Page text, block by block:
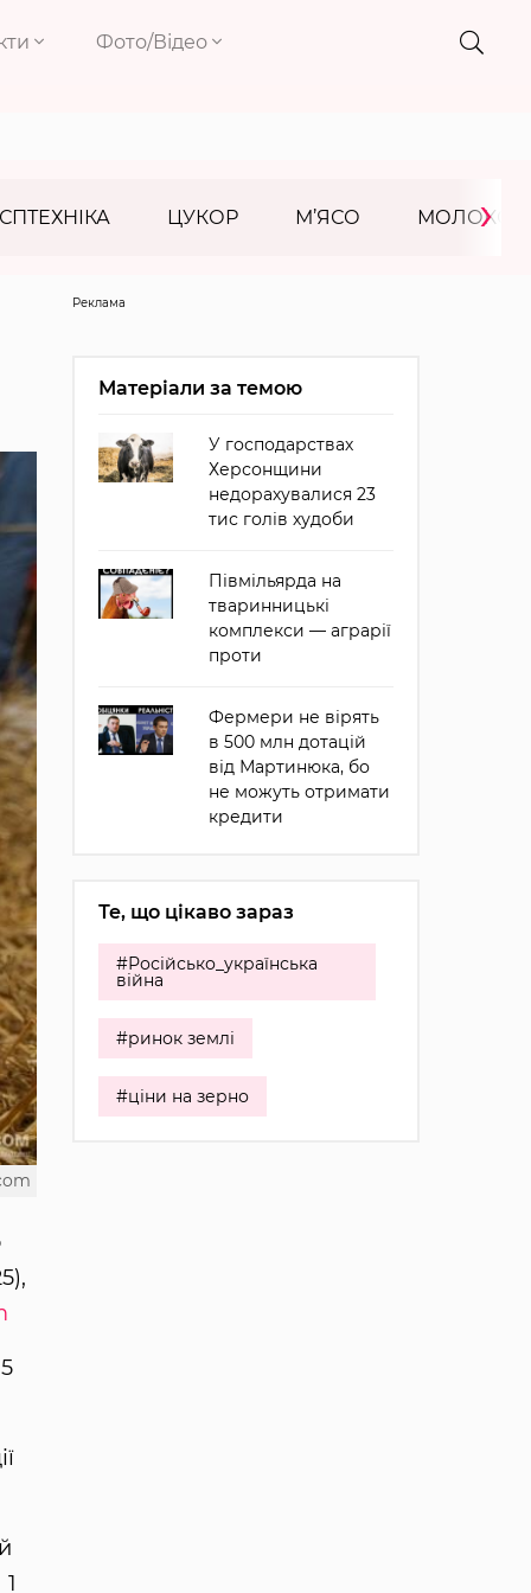
Фото/Відео
ЦУКОР М’ЯСО МОЛОКО
›
Реклама
Матеріали за темою
У господарствах
Херсонщини
недорахувалися 23
тис голів худоби
Півмільярда на
тваринницькі
комплекси — аграрії
проти
Фермери не вірять
в 500 млн дотацій
від Мартинюка, бо
не можуть отримати
кредити
Те, що цікаво зараз
#Російсько_українська
війна
#ринок землі
#ціни на зерно